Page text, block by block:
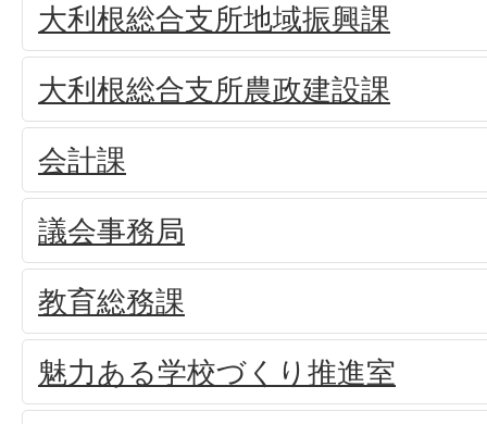
大利根総合支所地域振興課
大利根総合支所農政建設課
会計課
議会事務局
教育総務課
魅力ある学校づくり推進室